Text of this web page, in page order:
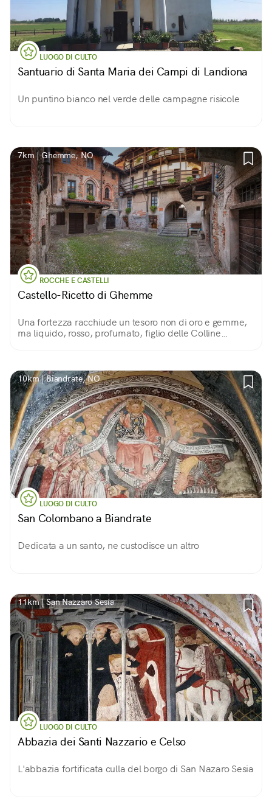
LUOGO DI CULTO
Santuario di Santa Maria dei Campi di Landiona
Un puntino bianco nel verde delle campagne risicole
7km | Ghemme, NO
ROCCHE E CASTELLI
Castello-Ricetto di Ghemme
Una fortezza racchiude un tesoro non di oro e gemme,
ma liquido, rosso, profumato, figlio delle Colline
10km | Biandrate, NO
LUOGO DI CULTO
San Colombano a Biandrate
Dedicata a un santo, ne custodisce un altro
11km | San Nazzaro Sesia
LUOGO DI CULTO
Abbazia dei Santi Nazzario e Celso
L'abbazia fortificata culla del borgo di San Nazaro Sesia